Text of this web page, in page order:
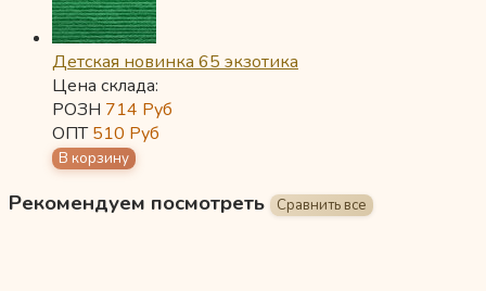
Детская новинка 65 экзотика
Цена склада:
РОЗН 714 Руб
ОПТ510 Руб
Рекомендуем посмотреть